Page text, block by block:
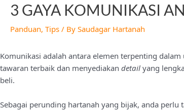
3 GAYA KOMUNIKASI
Panduan, Tips / By Saudagar Hartanah
Komunikasi adalah antara elemen terpenting
tawaran terbaik dan menyediakan detail yang
beli.
Sebagai perunding hartanah yang bijak, anda